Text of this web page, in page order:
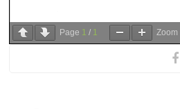
Page 1 / 1 Zoom